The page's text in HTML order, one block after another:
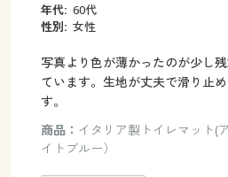
年代: 60代
性別: 女性
写真より色が薄かったのが少し
ています。生地が丈夫で滑り止
す。
商品： イタリア製トイレマット(
イトブルー）